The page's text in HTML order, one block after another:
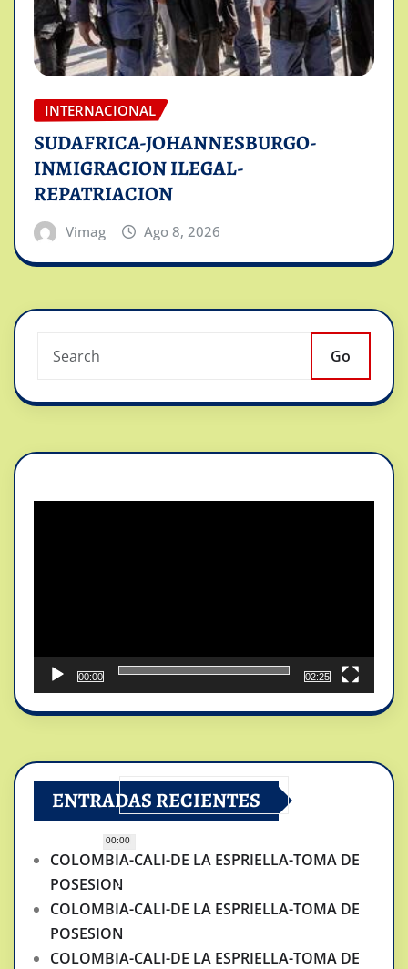
INTERNACIONAL
SUDAFRICA-JOHANNESBURGO-
INMIGRACION ILEGAL-
REPATRIACION
Vimag Ago 8, 2026
Go
00:00
00:00
02:25
ENTRADAS RECIENTES
COLOMBIA-CALI-DE LA ESPRIELLA-TOMA DE
POSESION
COLOMBIA-CALI-DE LA ESPRIELLA-TOMA DE
POSESION
COLOMBIA-CALI-DE LA ESPRIELLA-TOMA DE